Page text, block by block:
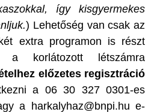
így kisgyermekes
) Lehetőség van csak az
extra programon is részt
a korlátozott létszámra
előzetes regisztráció
a 06 30 327 0301-es
a harkalyhaz@bnpi.hu e-